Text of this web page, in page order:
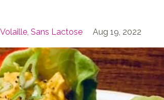
Sans Lactose Aug 19, 2022